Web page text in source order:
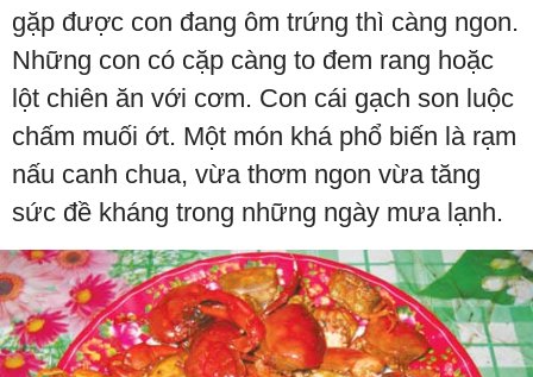
gặp được con đang ôm trứng thì càng ngon.
Những con có cặp càng to đem rang hoặc
lột chiên ăn với cơm. Con cái gạch son luộc
chấm muối ớt. Một món khá phổ biến là rạm
nấu canh chua, vừa thơm ngon vừa tăng
sức đề kháng trong những ngày mưa lạnh.